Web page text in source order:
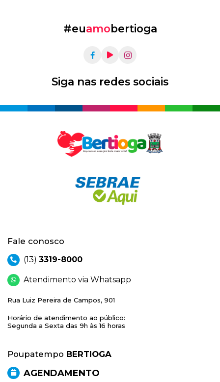
#euamobertioga
Siga nas redes sociais
Fale conosco
(13) 3319-8000
Atendimento via Whatsapp
Rua Luiz Pereira de Campos, 901
Horário de atendimento ao público:
Segunda a Sexta das 9h às 16 horas
Poupatempo BERTIOGA
AGENDAMENTO